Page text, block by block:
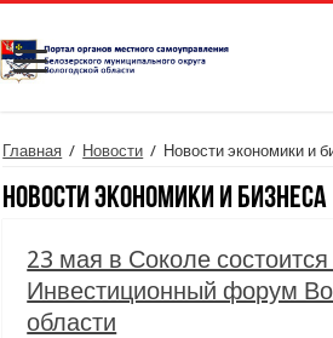
Главная / Новости / Новости экономики и
Новости экономики и бизнеса
23 мая в Соколе состоится
Инвестиционный форум
области